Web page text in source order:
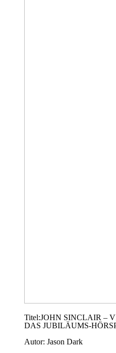
Titel:JOHN SINCLAIR –
DAS JUBILÄUMS-
Autor: Jason Dark